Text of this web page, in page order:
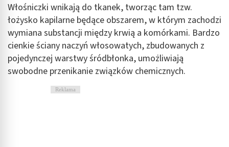
Włośniczki wnikają do tkanek, tworząc tam tzw.
łożysko kapilarne będące obszarem, w którym zachodzi
wymiana substancji między krwią a komórkami. Bardzo
cienkie ściany naczyń włosowatych, zbudowanych z
pojedynczej warstwy śródbłonka, umożliwiają
swobodne przenikanie związków chemicznych.
Reklama